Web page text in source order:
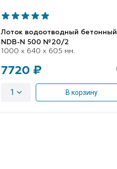
Лоток водоотводный бетонный
NDB-N 500 №20/2
1000 x 640 x 605 мм.
7720 ₽
1 В корзину